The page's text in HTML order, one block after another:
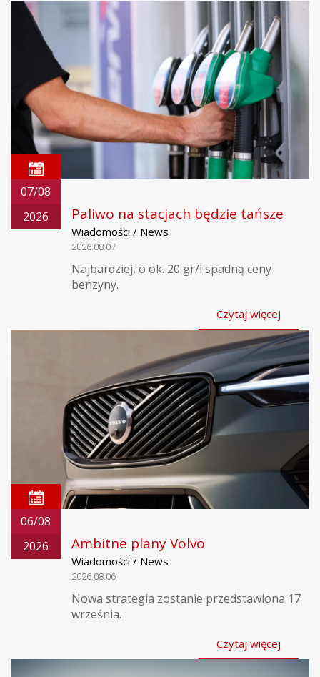
07/08
2026
Paliwo na stacjach będzie tańsze
Wiadomości / News
2026.08.07
Najbardziej, o ok. 20 gr/l spadną ceny
benzyny.
Czytaj więcej
06/08
2026
Ambitne plany Volvo
Wiadomości / News
2026.08.06
Nowa strategia zostanie przedstawiona 17
września.
Czytaj więcej